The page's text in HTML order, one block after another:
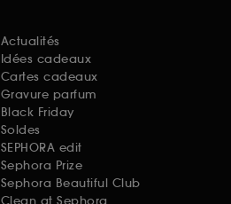
Actualités
Idées cadeaux
Cartes cadeaux
Gravure parfum
Black Friday
Soldes
SEPHORA edit
Sephora Prize
Sephora Beautiful Club
Clean at Sephora